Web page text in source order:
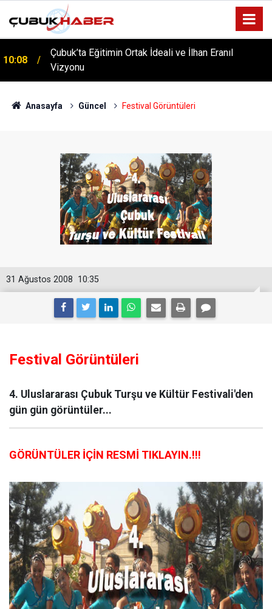
10:08
Çubuk’ta Eğitimin Ortak İdeali ve İlhan Eranıl
Vizyonu
12:06
ÇUBUK’TA ‘YAZA MERHABA’ COŞKUSU: Kursiyerler
Gönüllerince Eğlendi!
Anasayfa Güncel Festival Görüntüleri
10:35
31 Ağustos 2008
Festival Görüntüleri
4. Uluslararası Çubuk Turşu ve Kültür Festivali'den
gün gün görüntüler...
GÖRÜNTÜLER İÇİN RESMİ TIKLAYIN.!!!